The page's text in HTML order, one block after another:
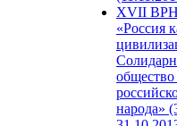
XVII
«Россия
народа»